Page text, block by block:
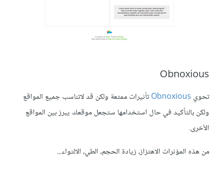
Obnoxious
تحوي Obnoxiousتأثيرات ممتعة ولكن قد لاتناسب جميع المواقع
ولكن بالتأكيد في حال استخدامها ستجعل موقعك يبرز بين المواقع
الأخرى.
من هذه المؤثرات الاهتزاز، زيادة الحجم، الطي، الالتواء...